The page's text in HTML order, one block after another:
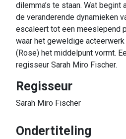
dilemma’s te staan. Wat begint
de veranderende dynamieken
escaleert tot een meeslepend
waar het geweldige
(Rose) het middelpunt vormt.
regisseur Sarah Miro Fischer.
Regisseur
Sarah Miro Fischer
Ondertiteling